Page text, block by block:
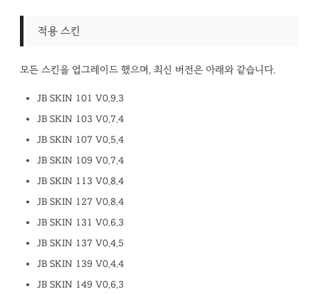
적용 스킨
모든 스킨을 업그레이드 했으며, 최신 버전은 아래와 같습니다.
JB SKIN 101 V0.9.3
JB SKIN 103 V0.7.4
JB SKIN 107 V0.5.4
JB SKIN 109 V0.7.4
JB SKIN 113 V0.8.4
JB SKIN 127 V0.8.4
JB SKIN 131 V0.6.3
JB SKIN 137 V0.4.5
JB SKIN 139 V0.4.4
JB SKIN 149 V0.6.3